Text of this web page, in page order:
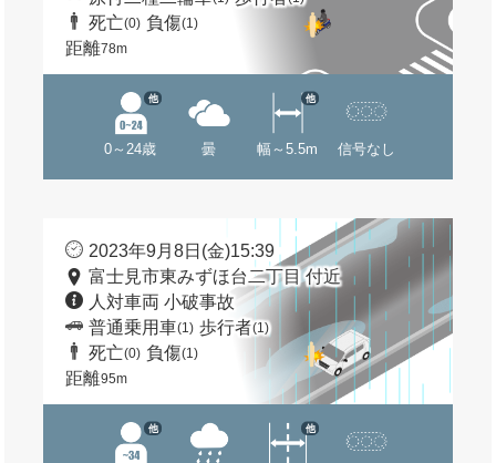
死亡(0) 負傷(1)
距離78m
0～24歳
他
曇 幅～5.5m
他
信号なし
2023年9月8日(金)15:39
富士見市東みずほ台二丁目 付近
人対車両 小破事故
普通乗用車(1) 歩行者(1)
死亡(0) 負傷(1)
距離95m
他 他